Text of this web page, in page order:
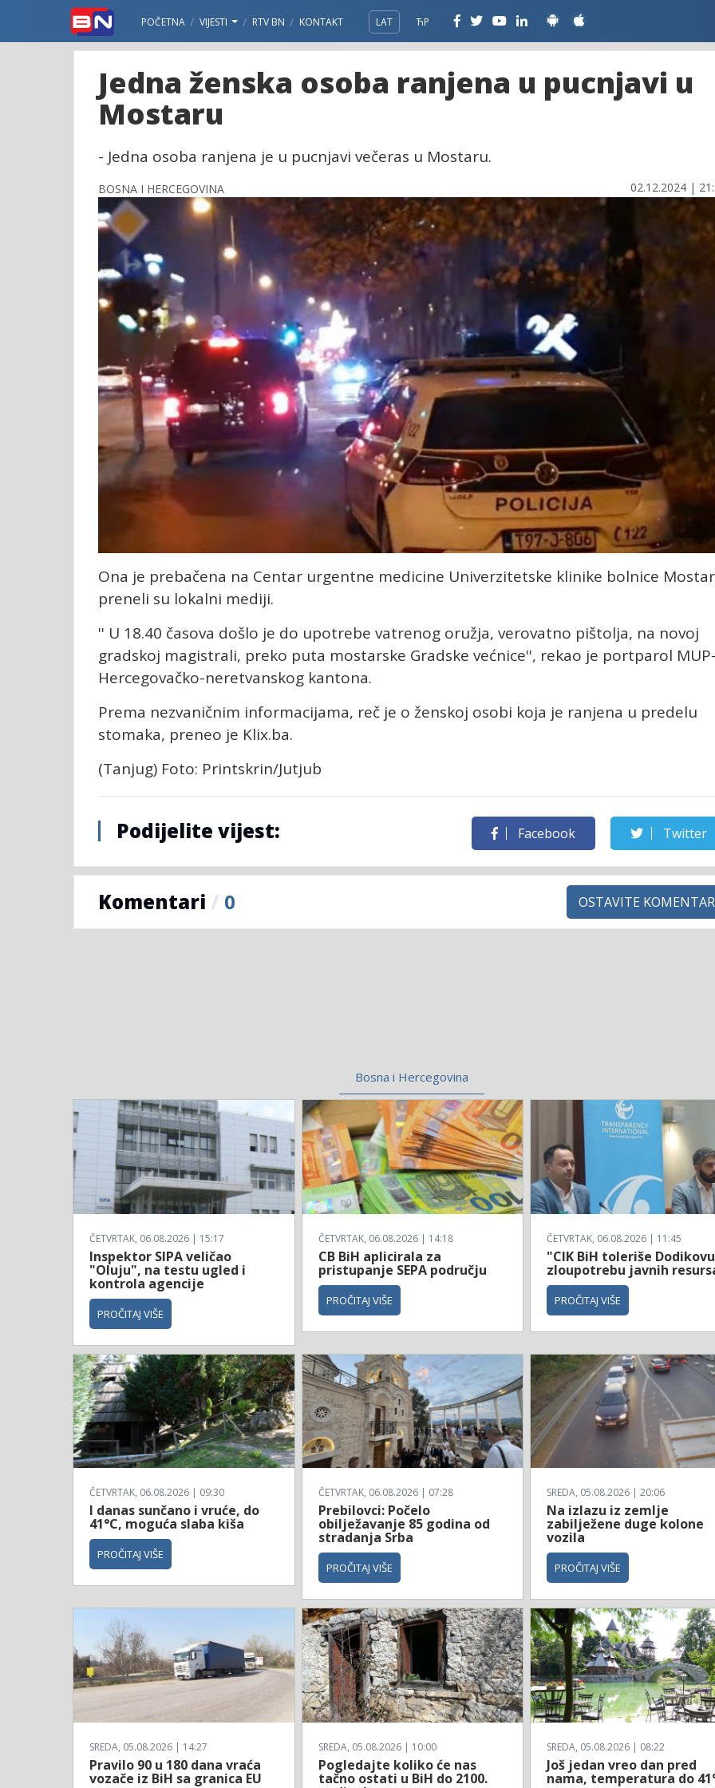
POČETNA VIJESTI RTV BN KONTAKT LAT ЋР
Jedna ženska osoba ranjena u pucnjavi u
Mostaru
- Jedna osoba ranjena je u pucnjavi večeras u Mostaru.
BOSNA I HERCEGOVINA 02.12.2024 |
Ona je prebačena na Centar urgentne medicine Univerzitetske klinike bolnice
preneli su lokalni mediji.
'' U 18.40 časova došlo je do upotrebe vatrenog oružja, verovatno pištolja, na novoj
gradskoj magistrali, preko puta mostarske Gradske većnice'', rekao je portparol
Hercegovačko-neretvanskog kantona.
Prema nezvaničnim informacijama, reč je o ženskoj osobi koja je ranjena u predelu
stomaka, preneo je Klix.ba.
(Tanjug) Foto: Printskrin/Jutjub
Podijelite vijest: Facebook Twitter
Komentari / 0 OSTAVITE KOMENTAR
Bosna i Hercegovina
ČETVRTAK, 06.08.2026 | 15:17
Inspektor SIPA veličao
"Oluju", na testu ugled i
kontrola agencije
PROČITAJ VIŠE
ČETVRTAK, 06.08.2026 | 14:18
CB BiH aplicirala za
pristupanje SEPA području
PROČITAJ VIŠE
ČETVRTAK, 06.08.2026 | 11:45
"CIK BiH toleriše Dodikovu
zloupotrebu javnih
PROČITAJ VIŠE
ČETVRTAK, 06.08.2026 | 09:30
I danas sunčano i vruće, do
41°C, moguća slaba kiša
PROČITAJ VIŠE
ČETVRTAK, 06.08.2026 | 07:28
Prebilovci: Počelo
obilježavanje 85 godina od
stradanja Srba
PROČITAJ VIŠE
SREDA, 05.08.2026 | 20:06
Na izlazu iz zemlje
zabilježene duge kolone
vozila
PROČITAJ VIŠE
SREDA, 05.08.2026 | 14:27
Pravilo 90 u 180 dana vraća
vozače iz BiH sa granica EU
SREDA, 05.08.2026 | 10:00
Pogledajte koliko će nas
tačno ostati u BiH do 2100.
SREDA, 05.08.2026 | 08:22
Još jedan vreo dan pred
nama, temperatura do